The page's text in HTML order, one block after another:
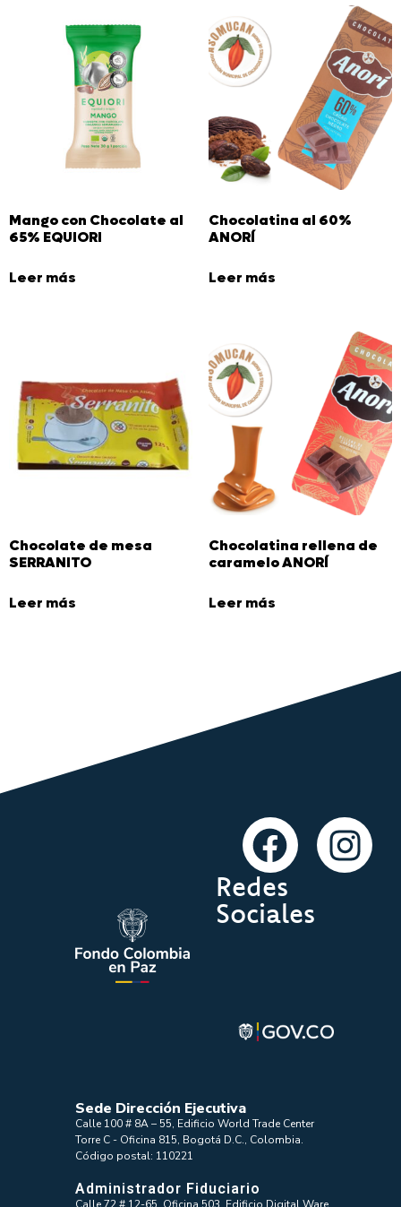
Mango con Chocolate al
65% EQUIORI
Leer más
Chocolatina al 60%
ANORÍ
Leer más
Chocolate de mesa
SERRANITO
Leer más
Chocolatina rellena de
caramelo ANORÍ
Leer más
Redes
Sociales
Sede Dirección Ejecutiva
Calle 100 # 8A – 55, Edificio World Trade Center
Torre C - Oficina 815, Bogotá D.C., Colombia.
Código postal: 110221
Administrador Fiduciario